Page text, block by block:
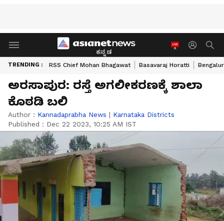
ಕನ್ನಡ
TRENDING : RSS Chief Mohan Bhagawat Basavaraj Horatti
ಅರಸಾಪುರ: ರಸ್ತೆ ಅಗಲೀಕರಣಕ್ಕೆ ಶಾಲಾ
ಕೊಠಡಿ ಬಲಿ
Author : Kannadaprabha News | Karnataka Districts
Published : Dec 22 2023, 10:25 AM IST